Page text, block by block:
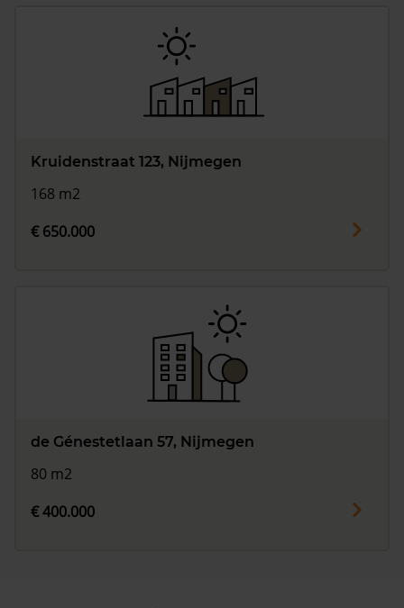
Kruidenstraat 123, Nijmegen
168 m2
€ 650.000
de Génestetlaan 57, Nijmegen
80 m2
€ 400.000